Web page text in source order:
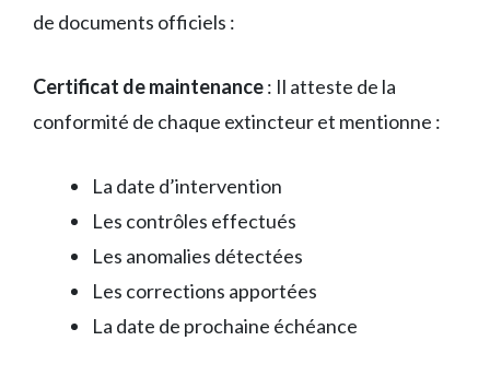
de documents officiels :
Certificat de maintenance: Il atteste de la
conformité de chaque extincteur et mentionne :
La date d’intervention
Les contrôles effectués
Les anomalies détectées
Les corrections apportées
La date de prochaine échéance